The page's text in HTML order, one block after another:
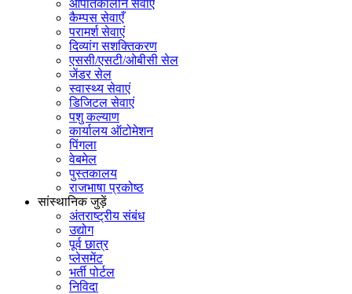
आपातकालीन सेवाएं
कैम्पस सेवाएँ
परामर्श सेवाएं
दिव्यांग सशक्तिकरण
एससी/एसटी/ओबीसी सेल
जेंडर सेल
स्वास्थ्य सेवाएं
डिजिटल सेवाएं
पशु कल्याण
कार्यालय ऑटोमेशन
पिंगला
वेबमेल
पुस्तकालय
राजभाषा प्रकोष्ठ
सांस्थानिक जुड़ें
अंतराष्ट्रीय संबंध
उद्योग
पूर्व छात्र
प्लेसमेंट
भर्ती पोर्टल
निविदा